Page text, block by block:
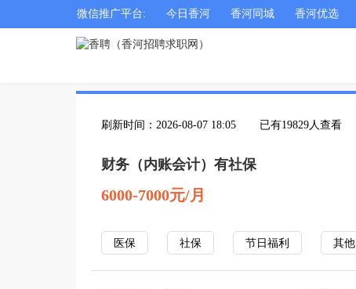
微信推广平台: 今日香河 香河同城 香河优选
刷新时间：2026-08-07 18:05 已有19829人查看
财务（内账会计）有社保
6000-7000元/月
医保 社保 节日福利 其他